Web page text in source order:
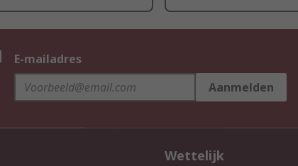
E-mailadres
Aanmelden
Wettelijk